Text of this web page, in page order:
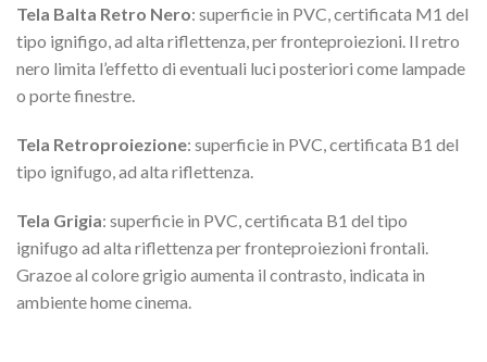
Tela Balta Retro Nero: superficie in PVC, certificata M1 del
tipo ignifigo, ad alta riflettenza, per fronteproiezioni. Il retro
nero limita l’effetto di eventuali luci posteriori come lampade
o porte finestre.
Tela Retroproiezione: superficie in PVC, certificata B1 del
tipo ignifugo, ad alta riflettenza.
Tela Grigia: superficie in PVC, certificata B1 del tipo
ignifugo ad alta riflettenza per fronteproiezioni frontali.
Grazoe al colore grigio aumenta il contrasto, indicata in
ambiente home cinema.